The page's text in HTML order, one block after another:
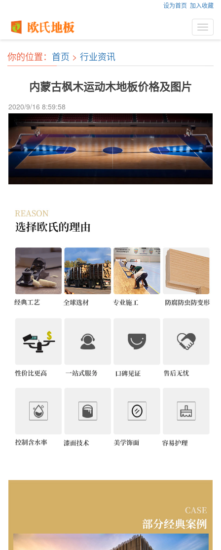
设为首页 加入收藏
你的位置： 首页 > 行业资讯
内蒙古枫木运动木地板价格及图片
2020/9/16 8:59:58